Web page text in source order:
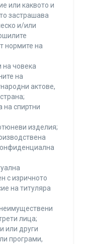
или каквото и
застрашава
и/или
нормите на
на човека
на
актове,
на спиртни
изделия;
с изричното
на титуляра
лица;
или други
програми,